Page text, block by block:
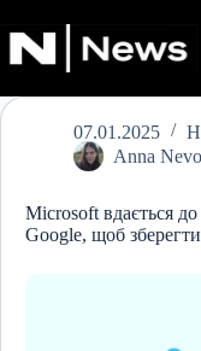
до
вмісту
07.01.2025
Anna
Microsoft вдається
Google, щоб